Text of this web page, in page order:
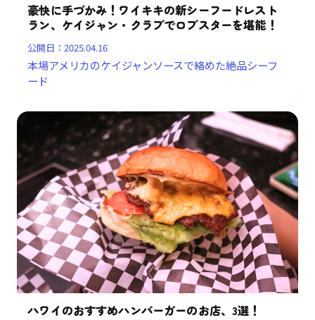
豪快に手づかみ！ワイキキの新シーフードレスト
ラン、ケイジャン・クラブでロブスターを堪能！
公開日：2025.04.16
本場アメリカのケイジャンソースで絡めた絶品シーフ
ード
ハワイのおすすめハンバーガーのお店、3選！